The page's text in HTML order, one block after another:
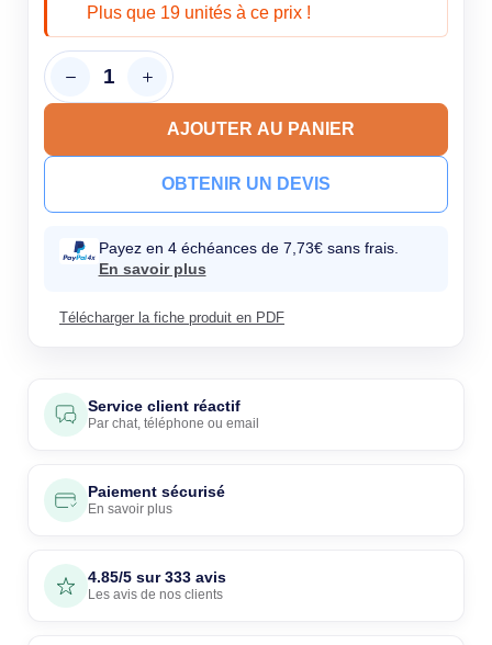
Plus que 19 unités à ce prix !
AJOUTER AU PANIER
OBTENIR UN DEVIS
Payez en 4 échéances de 7,73€ sans frais.
En savoir plus
Télécharger la fiche produit en PDF
Service client réactif
Par chat, téléphone ou email
Paiement sécurisé
En savoir plus
4.85/5 sur 333 avis
Les avis de nos clients